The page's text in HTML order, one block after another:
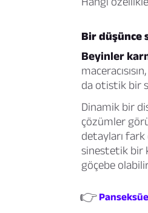
Bir düşünce
Beyinler
da otistik bir
Dinamik bir
çözümler
detayları fark
sinestetik bir
göçebe
👉